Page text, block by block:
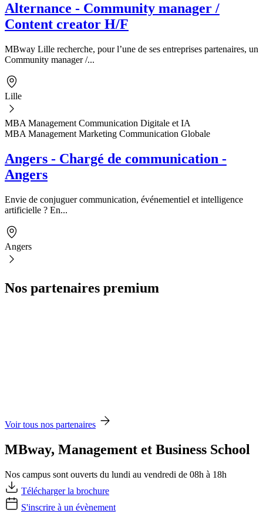
Alternance - Community manager /
Content creator H/F
MBway Lille recherche, pour l’une de ses entreprises partenaires, un
Community manager /...
Lille
MBA Management Communication Digitale et IA
MBA Management Marketing Communication Globale
Angers - Chargé de communication -
Angers
Envie de conjuguer communication, événementiel et intelligence
artificielle ? En...
Angers
Nos partenaires premium
Voir tous nos partenaires
MBway, Management et Business School
Nos campus sont ouverts du lundi au vendredi de 08h à 18h
Télécharger la brochure
S'inscrire à un évènement